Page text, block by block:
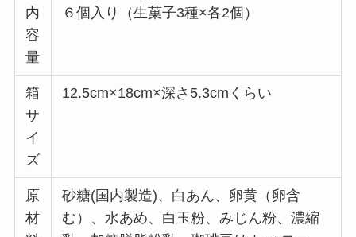
内
容
量
６個入り（生菓子3種×各2個）
箱
サ
イ
ズ
12.5cm×18cm×深さ5.3cmくらい
原
材
砂糖(国内製造)、白あん、卵黄（卵含
む）、水あめ、白玉粉、みじん粉、濃縮